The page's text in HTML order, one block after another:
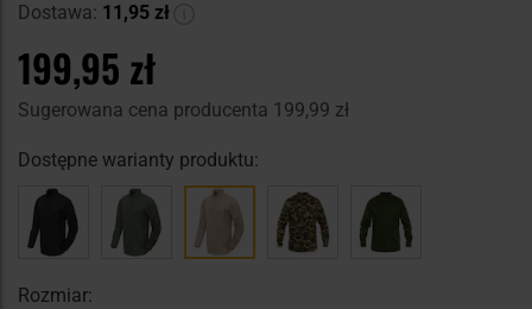
Dostawa: 11,95 zł
199,95 zł
Sugerowana cena producenta 199,99 zł
Dostępne warianty produktu:
Rozmiar: